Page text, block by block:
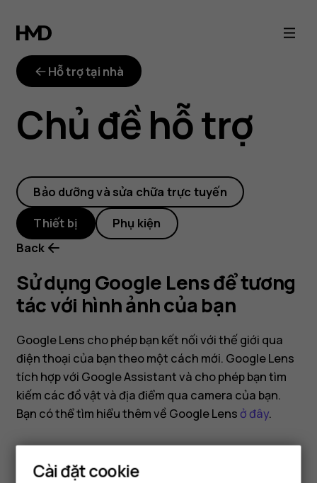
Sử
dụng
Google
Lens
để
tương
tác
với
hình
ảnh
của
bạn
Hỗ trợ tại nhà
Chủ đề hỗ trợ
Bảo dưỡng và sửa chữa trực tuyến
Thiết bị
Phụ kiện
Back
Sử dụng Google Lens để tương
tác với hình ảnh của bạn
Google Lens cho phép bạn kết nối với thế giới qua
điện thoại của bạn theo một cách mới. Google Lens
tích hợp với Google Assistant và cho phép bạn tìm
kiếm các đồ vật và địa điểm qua camera của bạn.
Bạn có thể tìm hiểu thêm về Google Lensở đây.
Cài đặt cookie